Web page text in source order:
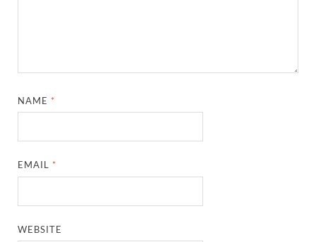
NAME *
EMAIL *
WEBSITE